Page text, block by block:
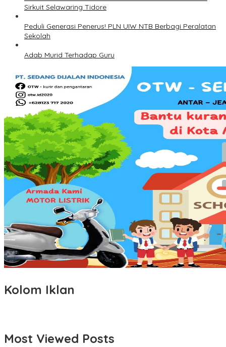
Sirkuit Selawaring Tidore
Peduli Generasi Penerus! PLN UIW NTB Berbagi Peralatan
Sekolah
Adab Murid Terhadap Guru
Kolom Iklan
Most Viewed Posts